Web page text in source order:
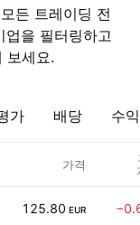
든 트레이딩 전
업을 필터링하고
보세요.
가 배당 수
가격
125.80 EUR